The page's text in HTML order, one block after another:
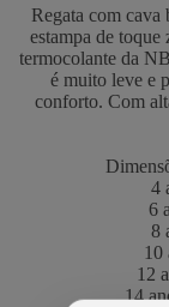
Regata com cava
estampa de toque
termocolante da
é muito leve e
conforto. Com
4
6
8
10
12
14